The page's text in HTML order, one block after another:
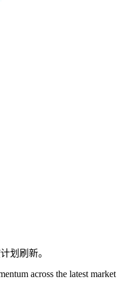
划刷新。
across the latest market